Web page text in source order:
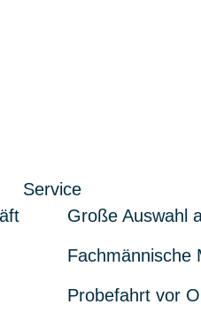
Service
Große Auswahl
Fachmännische
Probefahrt vor